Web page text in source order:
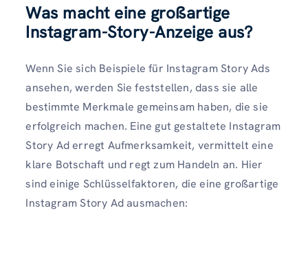
Was macht eine großartige
Instagram-Story-Anzeige aus?
Wenn Sie sich Beispiele für Instagram Story Ads
ansehen, werden Sie feststellen, dass sie alle
bestimmte Merkmale gemeinsam haben, die sie
erfolgreich machen. Eine gut gestaltete Instagram
Story Ad erregt Aufmerksamkeit, vermittelt eine
klare Botschaft und regt zum Handeln an. Hier
sind einige Schlüsselfaktoren, die eine großartige
Instagram Story Ad ausmachen: